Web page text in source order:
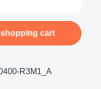
the desired
cart
R3M1_A